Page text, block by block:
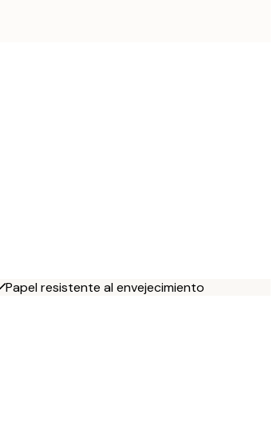
Papel resistente al envejecimiento